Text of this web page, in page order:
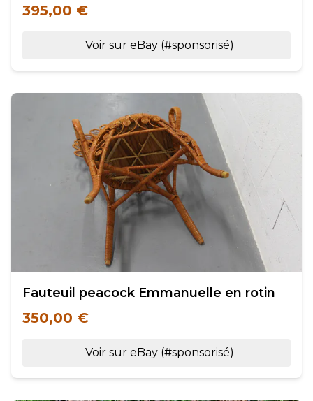
395,00 €
Voir sur eBay (#sponsorisé)
Fauteuil peacock Emmanuelle en rotin
350,00 €
Voir sur eBay (#sponsorisé)